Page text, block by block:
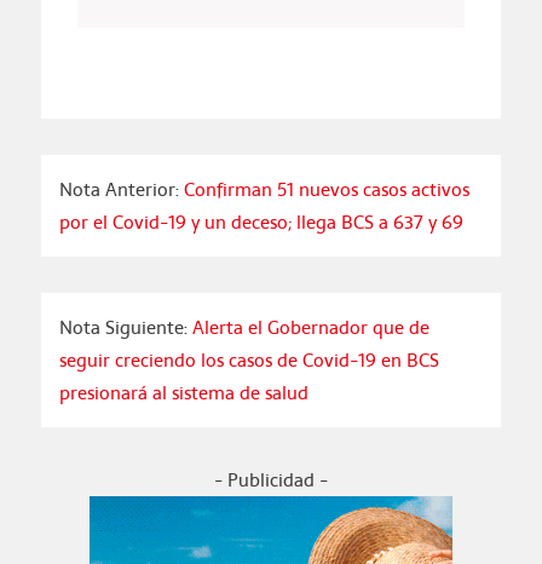
Nota Anterior:Confirman 51 nuevos casos activos
por el Covid-19 y un deceso; llega BCS a 637 y 69
Nota Siguiente:Alerta el Gobernador que de
seguir creciendo los casos de Covid-19 en BCS
presionará al sistema de salud
- Publicidad -